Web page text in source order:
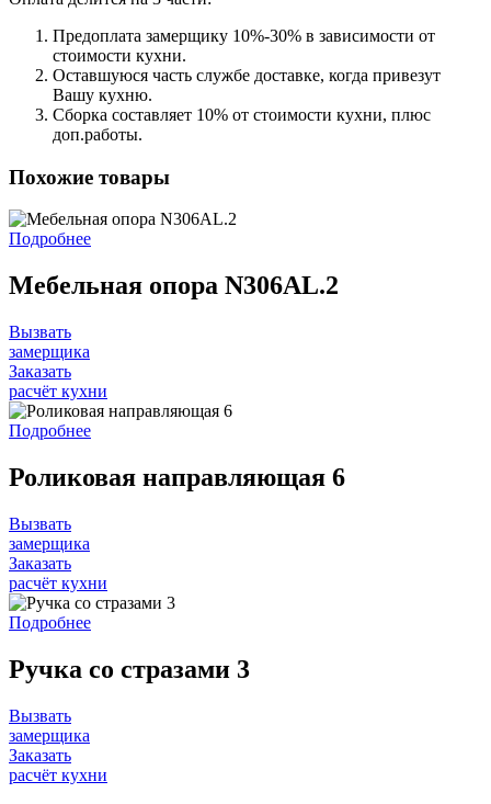
Предоплата замерщику 10%-30% в зависимости от
стоимости кухни.
Оставшуюся часть службе доставке, когда привезут
Вашу кухню.
Сборка составляет 10% от стоимости кухни, плюс
доп.работы.
Похожие товары
Подробнее
Мебельная опора N306AL.2
Вызвать
замерщика
Заказать
расчёт кухни
Подробнее
Роликовая направляющая 6
Вызвать
замерщика
Заказать
расчёт кухни
Подробнее
Ручка со стразами 3
Вызвать
замерщика
Заказать
расчёт кухни